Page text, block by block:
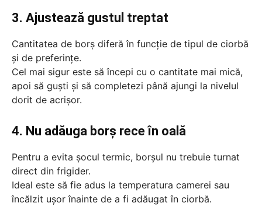
3. Ajustează gustul treptat
Cantitatea de borș diferă în funcție de tipul de ciorbă
și de preferințe.
Cel mai sigur este să începi cu o cantitate mai mică,
apoi să guști și să completezi până ajungi la nivelul
dorit de acrișor.
4. Nu adăuga borș rece în oală
Pentru a evita șocul termic, borșul nu trebuie turnat
direct din frigider.
Ideal este să fie adus la temperatura camerei sau
încălzit ușor înainte de a fi adăugat în ciorbă.